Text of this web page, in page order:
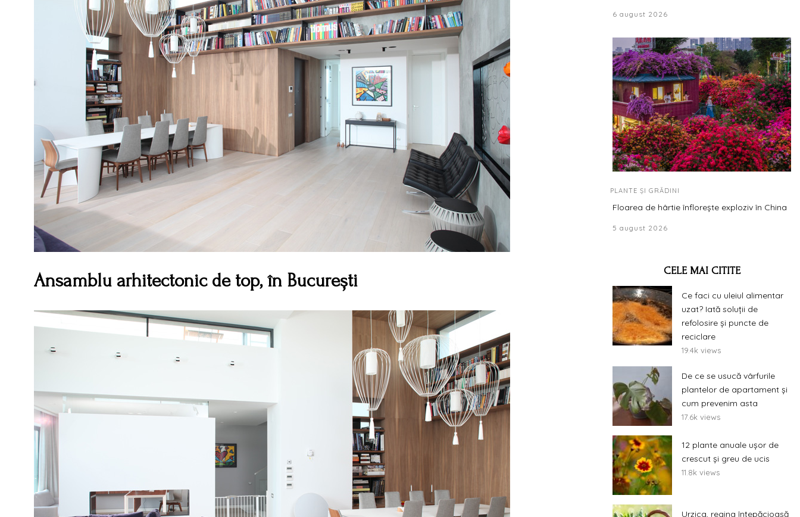
Ansamblu arhitectonic de top, în București
6 august 2026
PLANTE ȘI GRĂDINI
Floarea de hârtie înflorește exploziv în China
5 august 2026
CELE MAI CITITE
Ce faci cu uleiul alimentar
uzat? Iată soluții de
refolosire și puncte de
reciclare
19.4k views
De ce se usucă vârfurile
plantelor de apartament și
cum prevenim asta
17.6k views
12 plante anuale ușor de
crescut și greu de ucis
11.8k views
Urzica, regina înțepăcioasă